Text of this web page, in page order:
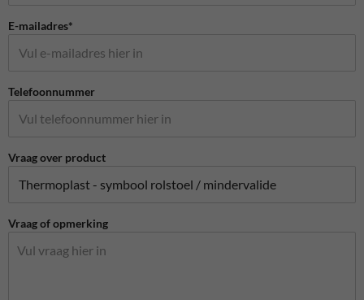
E-mailadres*
Telefoonnummer
Vraag over product
Vraag of opmerking